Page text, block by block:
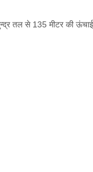
तल से 135 मीटर की